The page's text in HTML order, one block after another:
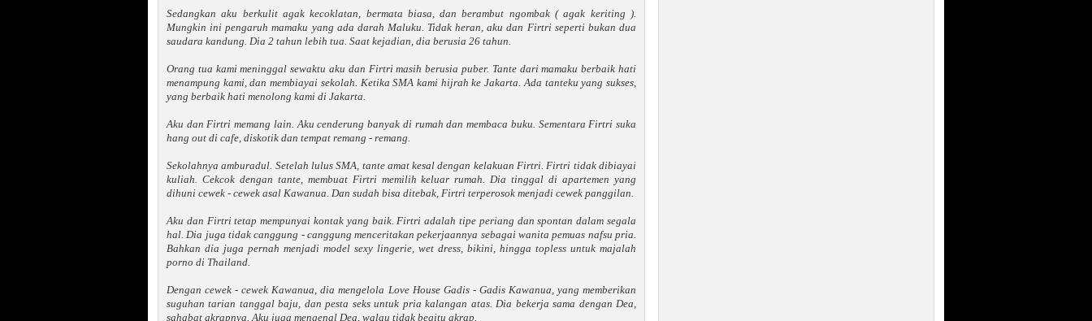
Sedangkan aku berkulit agak kecoklatan, bermata biasa, dan berambut ngombak ( agak keriting ).
Mungkin ini pengaruh mamaku yang ada darah Maluku. Tidak heran, aku dan Firtri seperti bukan dua
saudara kandung. Dia 2 tahun lebih tua. Saat kejadian, dia berusia 26 tahun.
Orang tua kami meninggal sewaktu aku dan Firtri masih berusia puber. Tante dari mamaku berbaik hati
menampung kami, dan membiayai sekolah. Ketika SMA kami hijrah ke Jakarta. Ada tanteku yang sukses,
yang berbaik hati menolong kami di Jakarta.
Aku dan Firtri memang lain. Aku cenderung banyak di rumah dan membaca buku. Sementara Firtri suka
hang out di cafe, diskotik dan tempat remang - remang.
Sekolahnya amburadul. Setelah lulus SMA, tante amat kesal dengan kelakuan Firtri. Firtri tidak dibiayai
kuliah. Cekcok dengan tante, membuat Firtri memilih keluar rumah. Dia tinggal di apartemen yang
dihuni cewek - cewek asal Kawanua. Dan sudah bisa ditebak, Firtri terperosok menjadi cewek panggilan.
Aku dan Firtri tetap mempunyai kontak yang baik. Firtri adalah tipe periang dan spontan dalam segala
hal. Dia juga tidak canggung - canggung menceritakan pekerjaannya sebagai wanita pemuas nafsu pria.
Bahkan dia juga pernah menjadi model sexy lingerie, wet dress, bikini, hingga topless untuk majalah
porno di Thailand.
Dengan cewek - cewek Kawanua, dia mengelola Love House Gadis - Gadis Kawanua, yang memberikan
suguhan tarian tanggal baju, dan pesta seks untuk pria kalangan atas. Dia bekerja sama dengan Dea,
sahabat akrapnya. Aku juga mengenal Dea, walau tidak begitu akrap.